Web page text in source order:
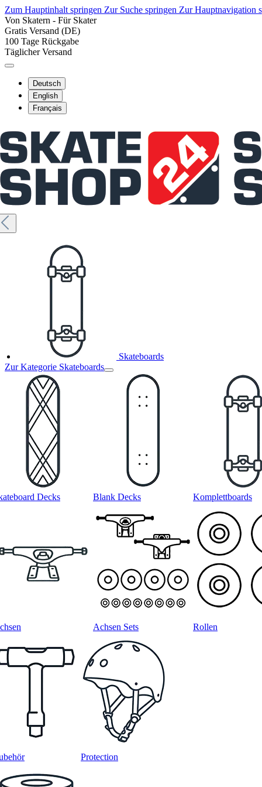
Zum Hauptinhalt springen Zur Suche springen Zur Hauptnavigation
Von Skatern - Für Skater
Gratis Versand (DE)
100 Tage Rückgabe
Täglicher Versand
Deutsch
English
Français
Skateboards
Zur Kategorie Skateboards
Decks Blank Decks Komplettboards
Achsen Sets Rollen
Protection